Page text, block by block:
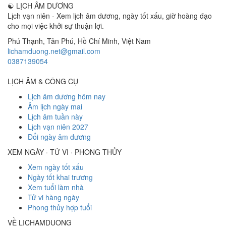
☯ LỊCH ÂM DƯƠNG
Lịch vạn niên - Xem lịch âm dương, ngày tốt xấu, giờ hoàng đạo
cho mọi việc khởi sự thuận lợi.
Phú Thạnh, Tân Phú, Hồ Chí Minh, Việt Nam
lichamduong.net@gmail.com
0387139054
LỊCH ÂM & CÔNG CỤ
Lịch âm dương hôm nay
Âm lịch ngày mai
Lịch âm tuần này
Lịch vạn niên 2027
Đổi ngày âm dương
XEM NGÀY · TỬ VI · PHONG THỦY
Xem ngày tốt xấu
Ngày tốt khai trương
Xem tuổi làm nhà
Tử vi hàng ngày
Phong thủy hợp tuổi
VỀ LICHAMDUONG